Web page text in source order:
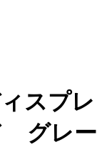
スプレ
グレー